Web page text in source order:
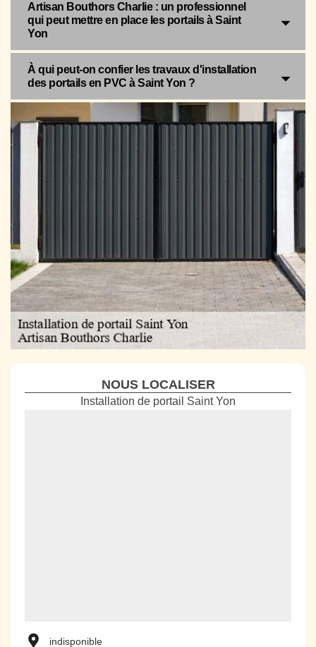
Artisan Bouthors Charlie : un professionnel
qui peut mettre en place les portails à Saint
Yon
À qui peut-on confier les travaux d'installation
des portails en PVC à Saint Yon ?
NOUS LOCALISER
Installation de portail Saint Yon
indisponible